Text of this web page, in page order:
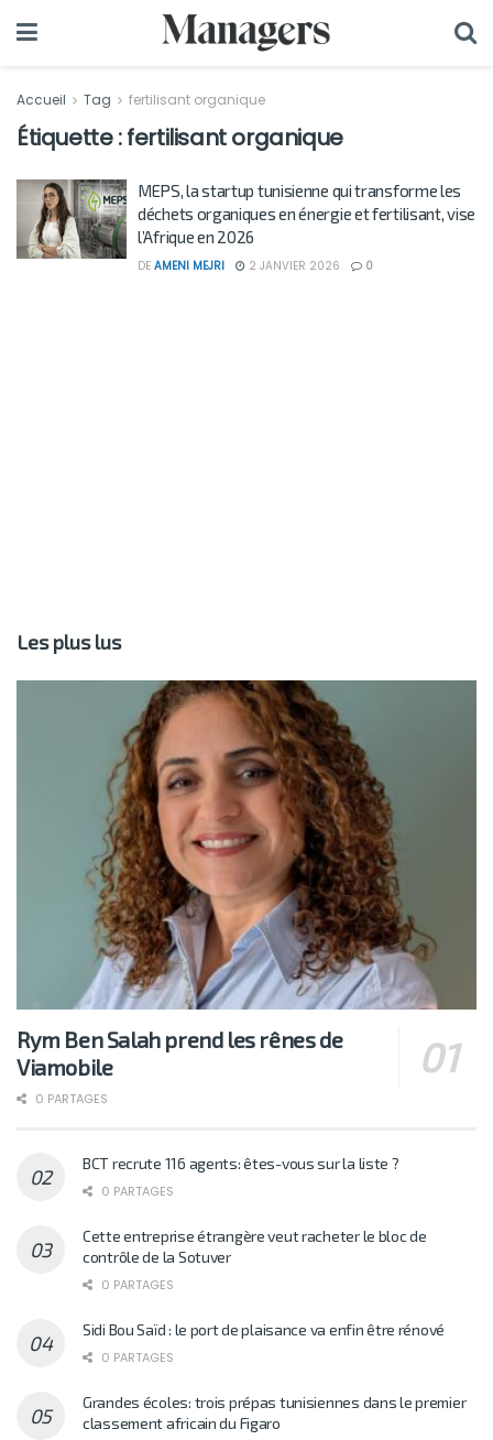
Accueil Tag fertilisant organique
Étiquette :fertilisant organique
MEPS, la startup tunisienne qui transforme les
déchets organiques en énergie et fertilisant, vise
l’Afrique en 2026
DE AMENI MEJRI 2 JANVIER 2026 0
Les plus lus
Rym Ben Salah prend les rênes de
Viamobile
0 PARTAGES
BCT recrute 116 agents: êtes-vous sur la liste ?
0 PARTAGES
Cette entreprise étrangère veut racheter le bloc de
contrôle de la Sotuver
0 PARTAGES
Sidi Bou Saïd : le port de plaisance va enfin être rénové
0 PARTAGES
Grandes écoles: trois prépas tunisiennes dans le premier
classement africain du Figaro